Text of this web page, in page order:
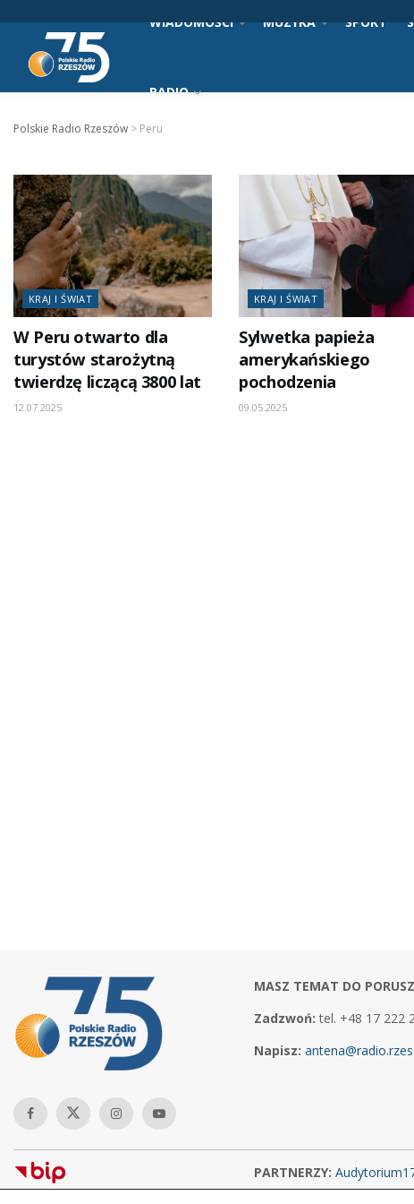
WIADOMOŚCI MUZYKA SPORT
RADIO
Polskie Radio Rzeszów > Peru
KRAJ I ŚWIAT
W Peru otwarto dla
turystów starożytną
twierdzę liczącą 3800 lat
12.07.2025
KRAJ I ŚWIAT
Sylwetka papieża
amerykańskiego
pochodzenia
09.05.2025
MASZ TEMAT DO
Zadzwoń: tel. +48 17 222
Napisz:
PARTNERZY: